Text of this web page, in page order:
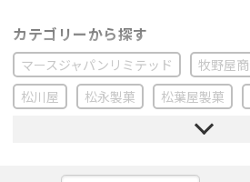
マースジャパンリミテッド 牧野屋
松川屋
松永製菓 松葉屋製菓